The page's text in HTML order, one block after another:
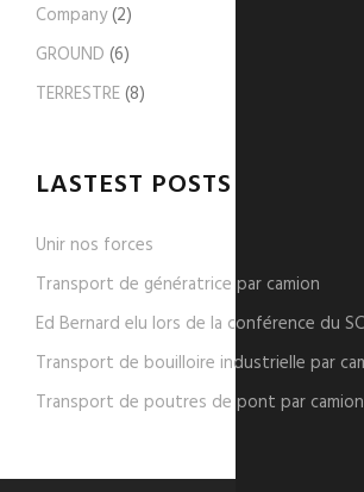
Company(2)
GROUND (6)
TERRESTRE(8)
LASTEST POSTS
Unir nos forces
Transport de génératrice par camion
Ed Bernard elu lors de la conférence du
Transport de bouilloire industrielle par
Transport de poutres de pont par camion